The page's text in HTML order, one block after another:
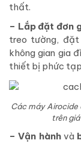
thất.
– Lắp đặt đơn
treo tường,
không gian gia
thiết bị phức
Các máy Airocide
trên
– Vận hành và